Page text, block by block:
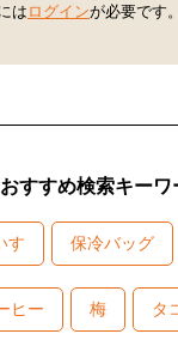
は ログインが必要です。
おすすめ検索キーワ
す 保冷バッグ
ヒー 梅 タ